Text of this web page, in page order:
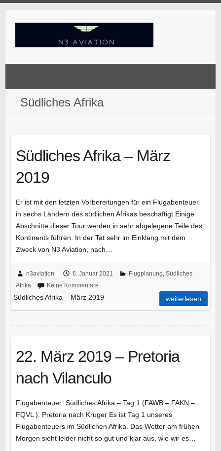
Südliches Afrika
Südliches Afrika – März
2019
Er ist mit den letzten Vorbereitungen für ein Flugabenteuer
in sechs Ländern des südlichen Afrikas beschäftigt.Einige
Abschnitte dieser Tour werden in sehr abgelegene Teile des
Kontinents führen. In der Tat sehr im Einklang mit dem
Zweck von N3 Aviation, nach…
n3aviation 6. Januar 2021 Flugplanung, Südliches
Afrika
Keine Kommentare
Südliches Afrika – März 2019 weiterlesen
22. März 2019 – Pretoria
nach Vilanculo
Flugabenteuer: Südliches Afrika – Tag 1 (FAWB – FAKN –
FQVL ): Pretoria nach Kruger Es ist Tag 1 unseres
Flugabenteuers im Südlichen Afrika. Das Wetter am frühen
Morgen sieht leider nicht so gut und klar aus, wie wir es…